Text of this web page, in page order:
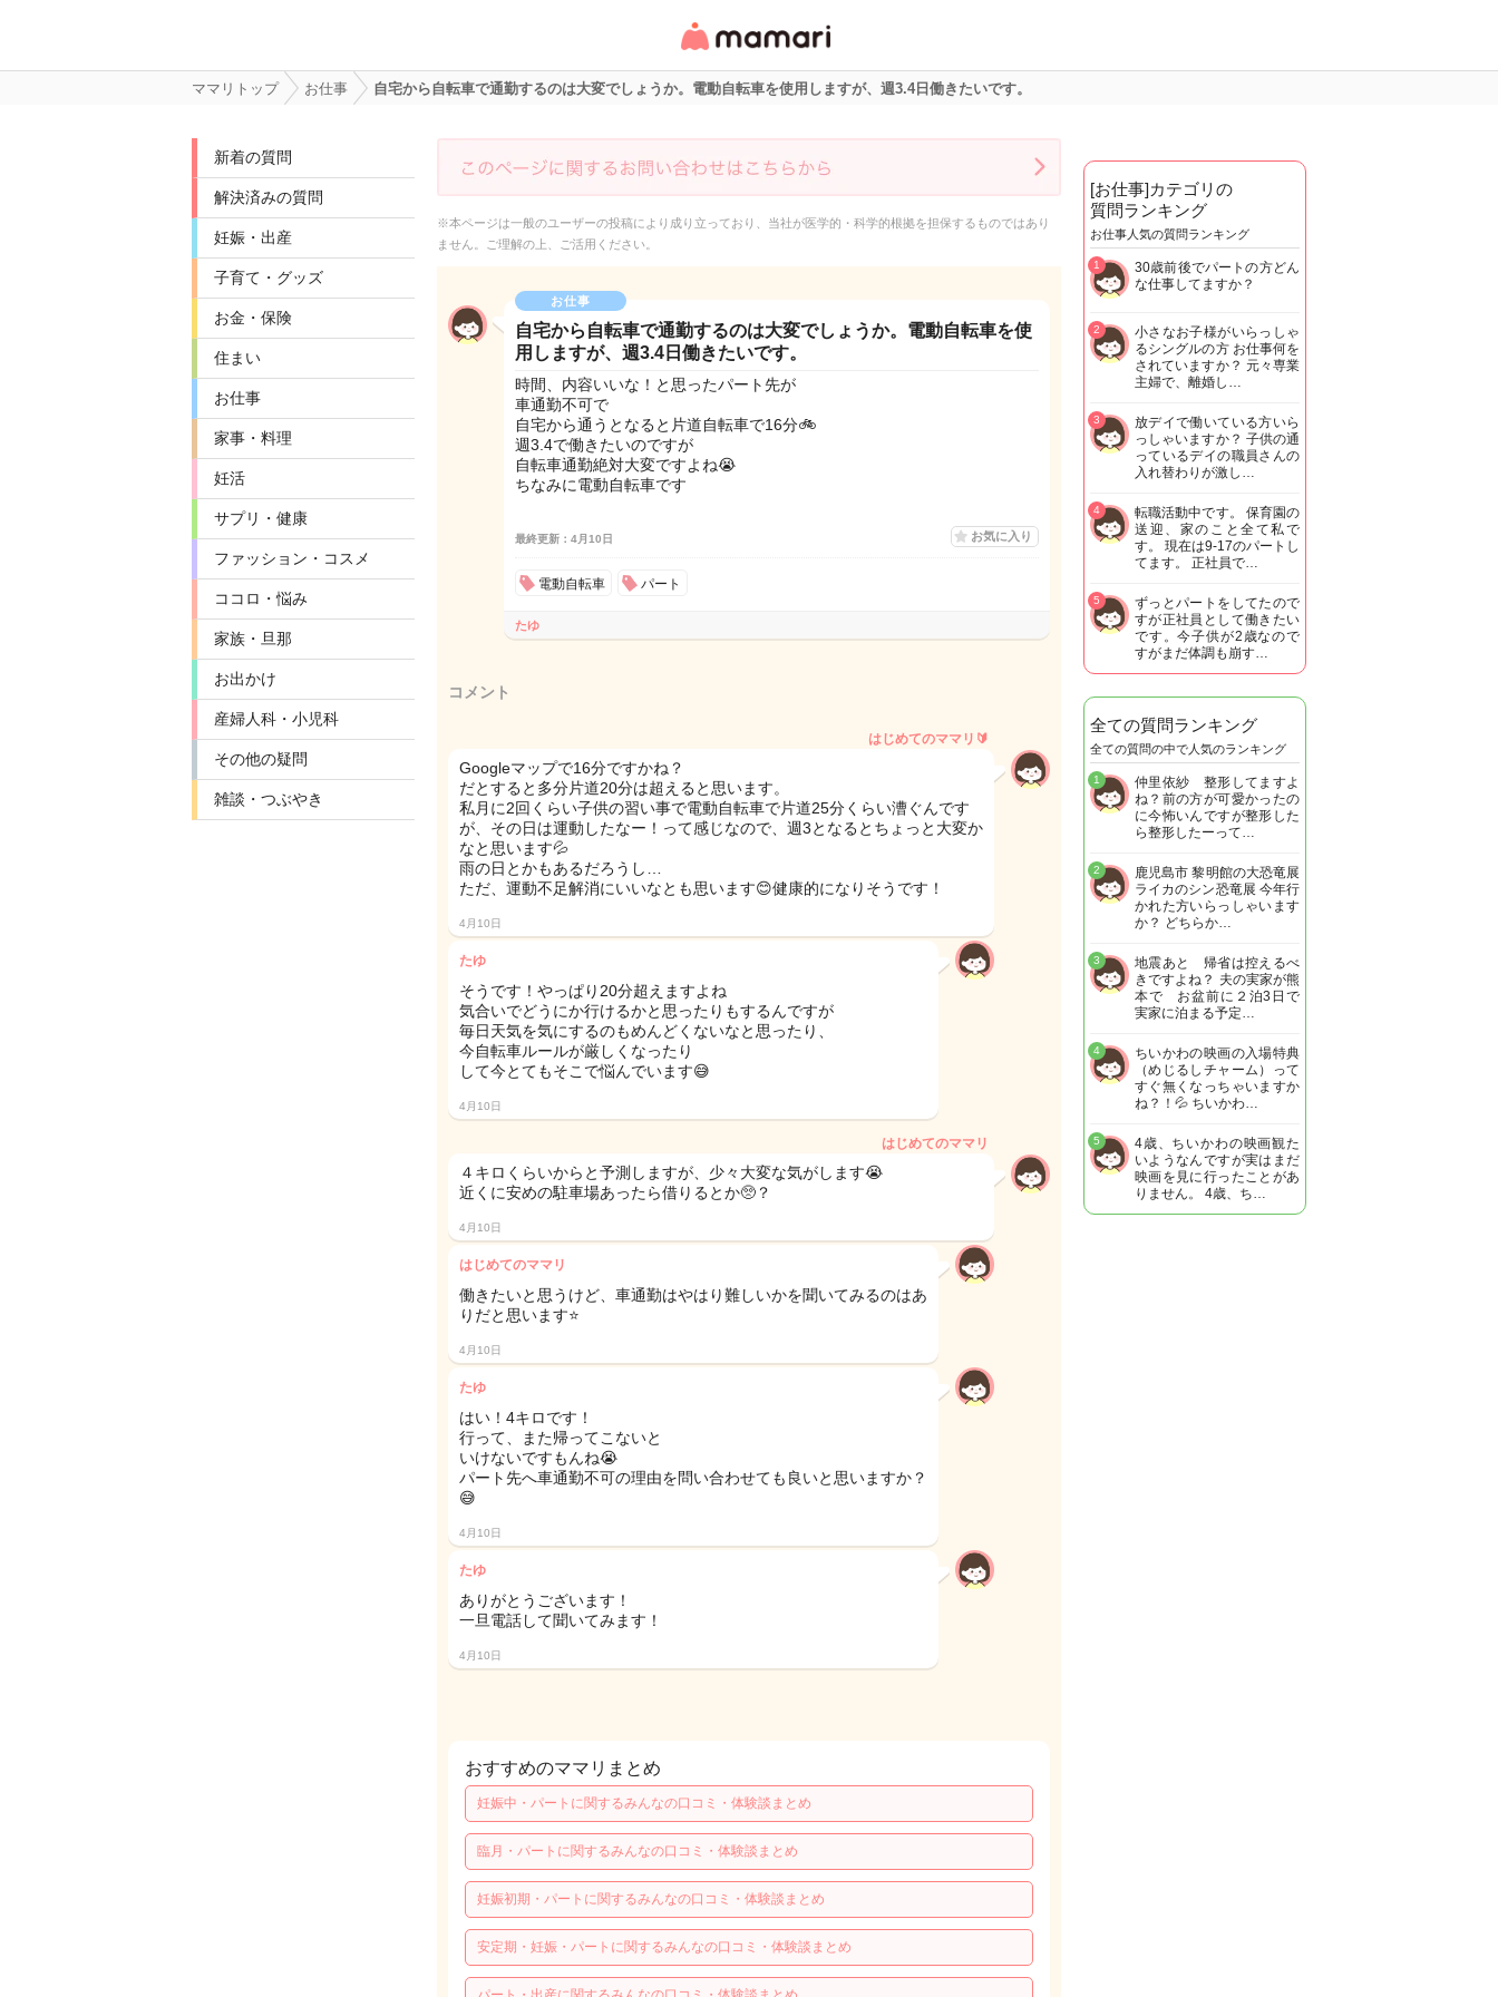
リ・情報サイト
ママリトップ お仕事 自宅から自転車で通勤するのは大変でしょうか。電動自転車を使用しますが、週3.4日働きたいです。
新着の質問
解決済みの質問
妊娠・出産
子育て・グッズ
お金・保険
住まい
お仕事
家事・料理
妊活
サプリ・健康
ファッション・コスメ
ココロ・悩み
家族・旦那
お出かけ
産婦人科・小児科
その他の疑問
雑談・つぶやき
※本ページは一般のユーザーの投稿により成り立っており、当社が医学的・科学的根拠を担保するものではあり
ません。ご理解の上、ご活用ください。
お仕事
自宅から自転車で通勤するのは大変でしょうか。電動自転車を使
用しますが、週3.4日働きたいです。
時間、内容いいな！と思ったパート先が
車通勤不可で
自宅から通うとなると片道自転車で16分🚲
週3.4で働きたいのですが
自転車通勤絶対大変ですよね😭
ちなみに電動自転車です
最終更新：4月10日 お気に入り
電動自転車 パート
たゆ
コメント
はじめてのママリ🔰
Googleマップで16分ですかね？
だとすると多分片道20分は超えると思います。
私月に2回くらい子供の習い事で電動自転車で片道25分くらい漕ぐんです
が、その日は運動したなー！って感じなので、週3となるとちょっと大変か
なと思います💦
雨の日とかもあるだろうし…
ただ、運動不足解消にいいなとも思います😊健康的になりそうです！
4月10日
たゆ
そうです！やっぱり20分超えますよね
気合いでどうにか行けるかと思ったりもするんですが
毎日天気を気にするのもめんどくないなと思ったり、
今自転車ルールが厳しくなったり
して今とてもそこで悩んでいます😅
4月10日
はじめてのママリ
４キロくらいからと予測しますが、少々大変な気がします😭
近くに安めの駐車場あったら借りるとか🥺？
4月10日
はじめてのママリ
働きたいと思うけど、車通勤はやはり難しいかを聞いてみるのはあ
りだと思います⭐️
4月10日
たゆ
はい！4キロです！
行って、また帰ってこないと
いけないですもんね😭
パート先へ車通勤不可の理由を問い合わせても良いと思いますか？
😅
4月10日
たゆ
ありがとうございます！
一旦電話して聞いてみます！
4月10日
おすすめのママリまとめ
妊娠中・パートに関するみんなの口コミ・体験談まとめ
臨月・パートに関するみんなの口コミ・体験談まとめ
妊娠初期・パートに関するみんなの口コミ・体験談まとめ
安定期・妊娠・パートに関するみんなの口コミ・体験談まとめ
[お仕事]カテゴリの
質問ランキング
お仕事人気の質問ランキング
30歳前後でパートの方どん
な仕事してますか？
1
小さなお子様がいらっしゃ
るシングルの方 お仕事何を
されていますか？ 元々専業
主婦で、離婚し…
2
放デイで働いている方いら
っしゃいますか？ 子供の通
っているデイの職員さんの
入れ替わりが激し…
3
転職活動中です。 保育園の
送迎、家のこと全て私で
す。 現在は9-17のパートし
てます。 正社員で…
4
ずっとパートをしてたので
すが正社員として働きたい
です。今子供が2歳なので
すがまだ体調も崩す…
5
全ての質問ランキング
全ての質問の中で人気のランキング
仲里依紗 整形してますよ
ね？前の方が可愛かったの
に今怖いんですが整形した
ら整形したーって…
1
鹿児島市 黎明館の大恐竜展
ライカのシン恐竜展 今年行
かれた方いらっしゃいます
か？ どちらか…
2
地震あと 帰省は控えるべ
きですよね？ 夫の実家が熊
本で お盆前に２泊3日で
実家に泊まる予定…
3
ちいかわの映画の入場特典
（めじるしチャーム）って
すぐ無くなっちゃいますか
ね？！💦 ちいかわ…
4
4歳、ちいかわの映画観た
いようなんですが実はまだ
映画を見に行ったことがあ
りません。 4歳、ち…
5